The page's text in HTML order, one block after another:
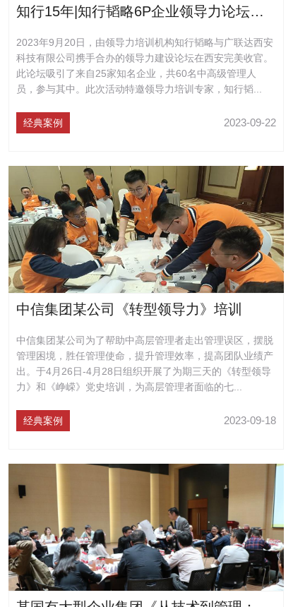
知行15年|知行韬略6P企业领导力论坛，助力25家国企中高层领导力实践
2023年9月20日，由领导力培训机构知行韬略与广联达西安
科技有限公司携手合办的领导力建设论坛在西安完美收官。
此论坛吸引了来自25家知名企业，共60名中高级管理人
员，参与其中。此次活动特邀领导力培训专家，知行韬...
经典案例 2023-09-22
中信集团某公司《转型领导力》培训
中信集团某公司为了帮助中高层管理者走出管理误区，摆脱
管理困境，胜任管理使命，提升管理效率，提高团队业绩产
出。于4月26日-4月28日组织开展了为期三天的《转型领导
力》和《峥嵘》党史培训，为高层管理者面临的七...
经典案例 2023-09-18